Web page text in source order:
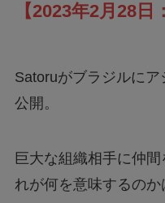
【2023年2月28日
Satoruがブラジルに
公開。
巨大な組織相手に仲
れが何を意味するのか